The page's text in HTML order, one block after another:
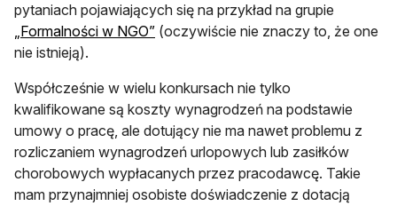
pytaniach pojawiających się na przykład na grupie
„Formalności w NGO”otwiera się w nowej karcie
(oczywiście nie znaczy to, że one
nie istnieją).
Współcześnie w wielu konkursach nie tylko
kwalifikowane są koszty wynagrodzeń na podstawie
umowy o pracę, ale dotujący nie ma nawet problemu z
rozliczaniem wynagrodzeń urlopowych lub zasiłków
chorobowych wypłacanych przez pracodawcę. Takie
mam przynajmniej osobiste doświadczenie z dotacją